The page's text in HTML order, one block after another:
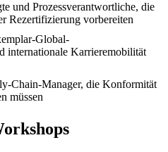
und Prozessverantwortliche, die
Rezertifizierung vorbereiten
Global-
internationale Karrieremobilität
Chain-Manager, die Konformität
müssen